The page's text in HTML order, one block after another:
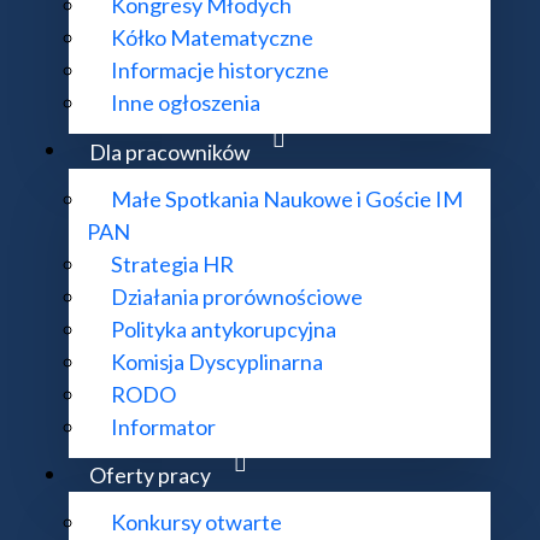
Kółko Matematyczne
Informacje historyczne
Inne ogłoszenia
Dla pracowników
Małe Spotkania Naukowe i Goście IM
PAN
Strategia HR
Działania prorównościowe
Polityka antykorupcyjna
Komisja Dyscyplinarna
RODO
Informator
Oferty pracy
Konkursy otwarte
Informatyki PAN,
MEN,
doc. dr hab. Teresa Regińska – członkowie Dyrekcji
Banacha.